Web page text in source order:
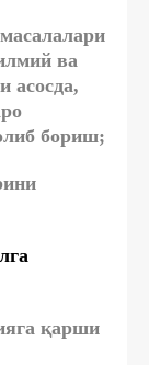
ва
асосда,
бориш;
қарши